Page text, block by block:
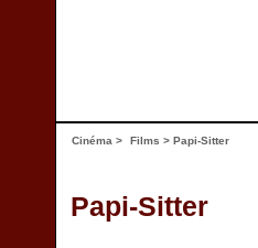
Cinéma > Films > Papi-Sitter
Papi-Sitter